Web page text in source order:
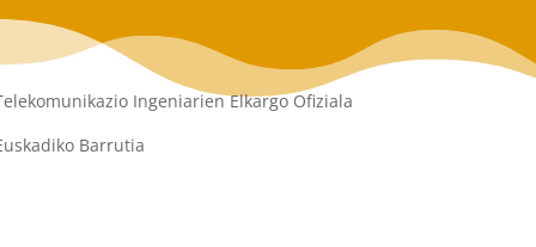
Ingeniarien Elkargo Ofiziala
Barrutia